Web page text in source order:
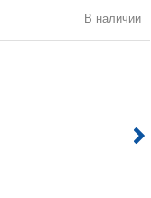
В наличии